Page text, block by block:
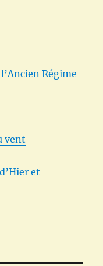
Régime
vent
et